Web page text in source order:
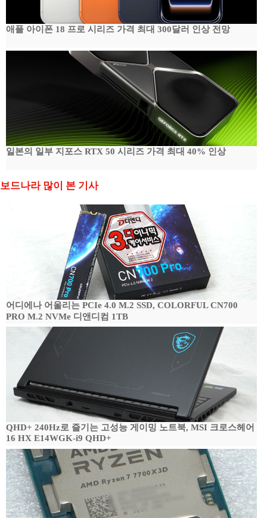
애플 아이폰 18 프로 시리즈 가격 최대 300달러 인상 전망
일본의 일부 지포스 RTX 50 시리즈 가격 최대 40% 인상
보드나라 많이 본 기사
어디에나 어울리는 PCIe 4.0 M.2 SSD, COLORFUL CN700
PRO M.2 NVMe 디앤디컴 1TB
QHD+ 240Hz로 즐기는 고성능 게이밍 노트북, MSI 크로스헤어
16 HX E14WGK-i9 QHD+